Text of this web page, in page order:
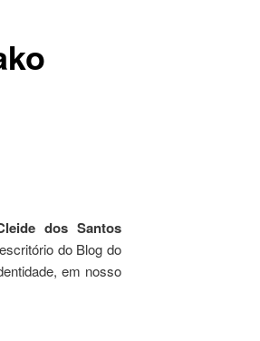
dos Santos
do Blog do
em nosso